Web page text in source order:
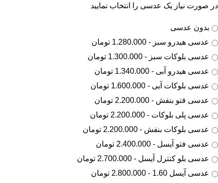
در صورت نیاز یک عدسی را انتخاب نمایید
بدون عدسی
عدسی هیدرو سبز - 1.280.000 تومان
عدسی بلوکات سبز - 1.300.000 تومان
عدسی هیدرو آبی - 1.340.000 تومان
عدسی بلوکات آبی - 1.600.000 تومان
عدسی فتو بنفش - 2.200.000 تومان
عدسی پلی بلوکات - 2.200.000 تومان
عدسی بلوکات بنفش - 2.200.000 تومان
عدسی فتو آیسل - 2.400.000 تومان
عدسی بلو کنترل آیسل - 2.700.000 تومان
عدسی آیسل 1.60 - 2.800.000 تومان